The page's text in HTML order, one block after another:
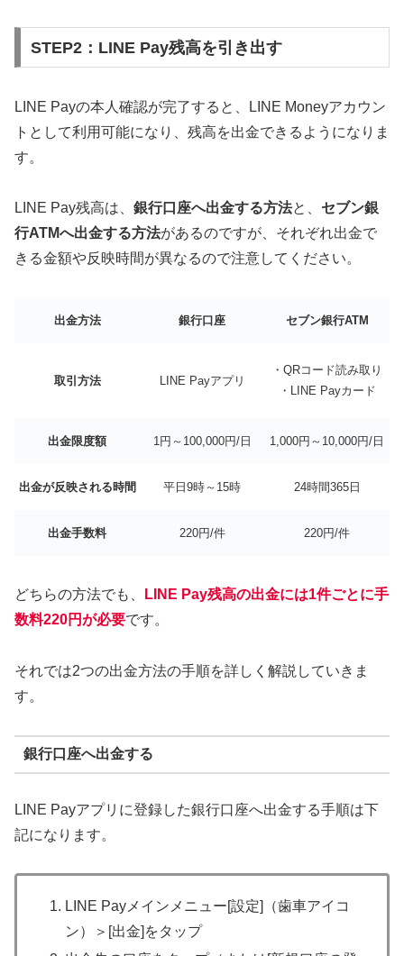
STEP2：LINE Pay残高を引き出す
LINE Payの本人確認が完了すると、LINE Moneyアカウン
トとして利用可能になり、残高を出金できるようになりま
す。
LINE Pay残高は、 銀行口座へ出金する方法と、 セブン銀
行ATMへ出金する方法があるのですが、それぞれ出金で
きる金額や反映時間が異なるので注意してください。
出金方法 銀行口座 セブン銀行ATM
取引方法 LINE Payアプリ
・QRコード読み取り
・LINE Payカード
出金限度額 1円～100,000円/日 1,000円～10,000円/日
出金が反映される時間 平日9時～15時 24時間365日
出金手数料 220円/件 220円/件
どちらの方法でも、
LINE Pay残高の出金には1件ごとに手
数料220円が必要です。
それでは2つの出金方法の手順を詳しく解説していきま
す。
銀行口座へ出金する
LINE Payアプリに登録した銀行口座へ出金する手順は下
記になります。
LINE Payメインメニュー[設定]（歯車アイコ
ン）＞[出金]をタップ